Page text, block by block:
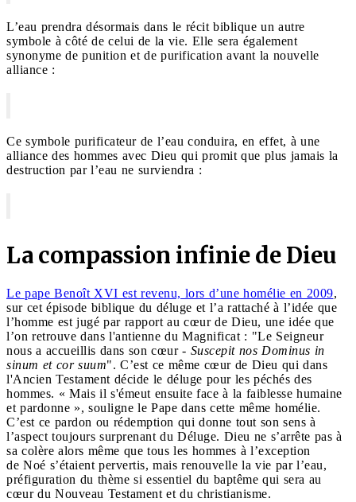
L’eau prendra désormais dans le récit biblique un autre
symbole à côté de celui de la vie. Elle sera également
synonyme de punition et de purification avant la nouvelle
alliance :
Ce symbole purificateur de l’eau conduira, en effet, à une
alliance des hommes avec Dieu qui promit que plus jamais la
destruction par l’eau ne surviendra :
La compassion infinie de Dieu
Le pape Benoît XVI est revenu, lors d’une homélie en 2009,
sur cet épisode biblique du déluge et l’a rattaché à l’idée que
l’homme est jugé par rapport au cœur de Dieu, une idée que
l’on retrouve dans l'antienne du Magnificat : "Le Seigneur
nous a accueillis dans son cœur - Suscepit nos Dominus in
sinum et cor suum". C’est ce même cœur de Dieu qui dans
l'Ancien Testament décide le déluge pour les péchés des
hommes. « Mais il s'émeut ensuite face à la faiblesse humaine
et pardonne », souligne le Pape dans cette même homélie.
C’est ce pardon ou rédemption qui donne tout son sens à
l’aspect toujours surprenant du Déluge. Dieu ne s’arrête pas à
sa colère alors même que tous les hommes à l’exception
de Noé s’étaient pervertis, mais renouvelle la vie par l’eau,
préfiguration du thème si essentiel du baptême qui sera au
cœur du Nouveau Testament et du christianisme.